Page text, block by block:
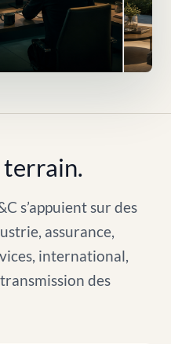
terrain.
s’appuient sur des
assurance,
international,
des